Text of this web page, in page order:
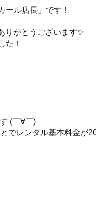
ル店長」です！
りがとうございます✨
た！
(￣∀￣)
でレンタル基本料金が